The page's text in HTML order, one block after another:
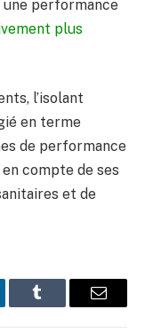
performance
plus
l’isolant
en terme
de performance
compte de ses
et de
Tumblr Email